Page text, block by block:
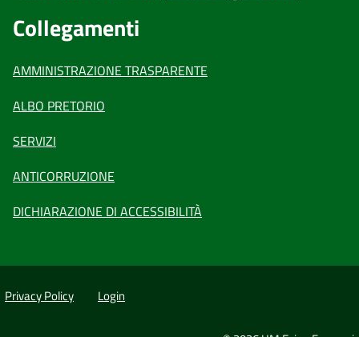
Collegamenti
AMMINISTRAZIONE TRASPARENTE
ALBO PRETORIO
SERVIZI
ANTICORRUZIONE
DICHIARAZIONE DI ACCESSIBILITÀ
Privacy Policy Login